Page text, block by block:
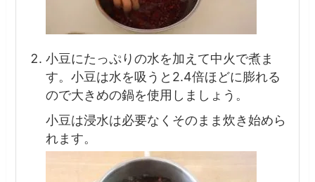
小豆にたっぷりの水を加えて中火で煮ま
す。小豆は水を吸うと2.4倍ほどに膨れる
ので大きめの鍋を使用しましょう。
小豆は浸水は必要なくそのまま炊き始めら
れます。